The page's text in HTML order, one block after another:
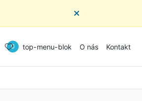
0 top-menu-blok O nás Kontakt